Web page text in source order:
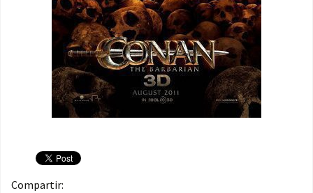
Compartir: